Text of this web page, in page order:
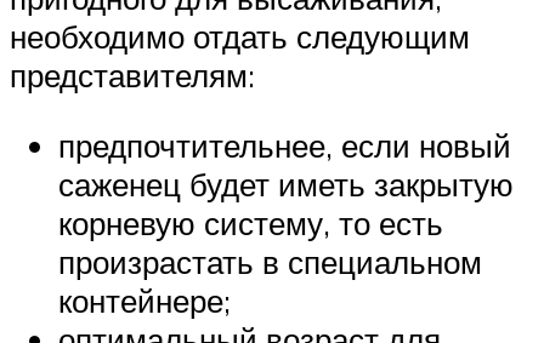
необходимо отдать следующим
представителям:
предпочтительнее, если новый
саженец будет иметь закрытую
корневую систему, то есть
произрастать в специальном
контейнере;